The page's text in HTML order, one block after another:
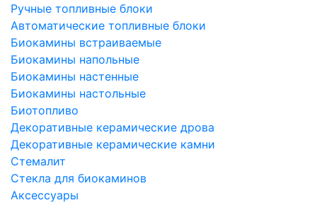
Ручные топливные блоки
Автоматические топливные блоки
Биокамины встраиваемые
Биокамины напольные
Биокамины настенные
Биокамины настольные
Биотопливо
Декоративные керамические дрова
Декоративные керамические камни
Стемалит
Стекла для биокаминов
Аксессуары